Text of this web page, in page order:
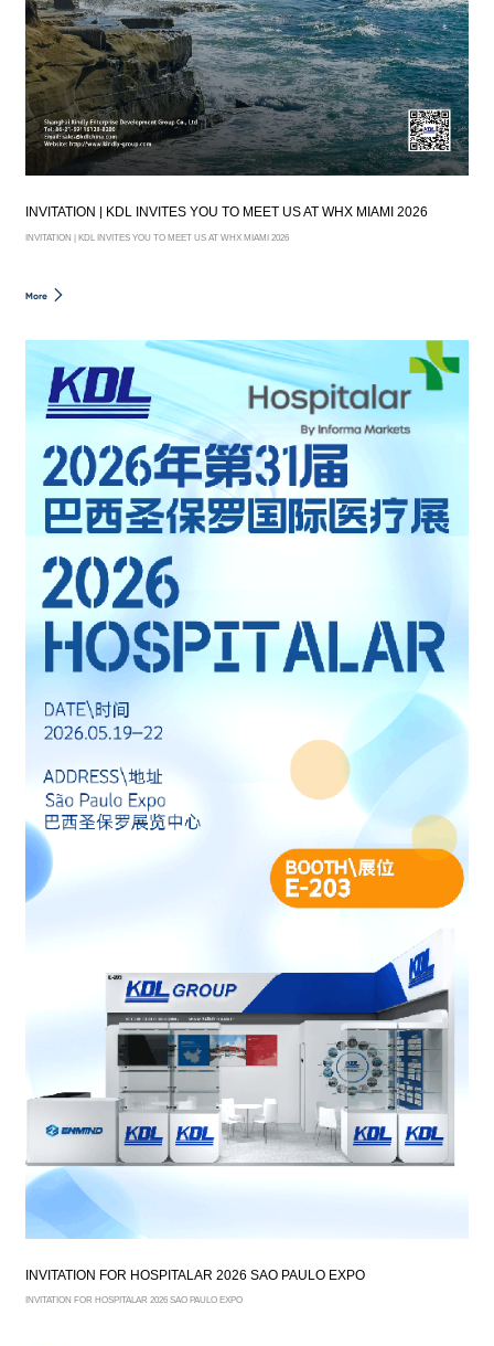
INVITATION | KDL INVITES YOU TO MEET US AT WHX MIAMI 2026
INVITATION | KDL INVITES YOU TO MEET US AT WHX MIAMI 2026
More
INVITATION FOR HOSPITALAR 2026 SAO PAULO EXPO
INVITATION FOR HOSPITALAR 2026 SAO PAULO EXPO